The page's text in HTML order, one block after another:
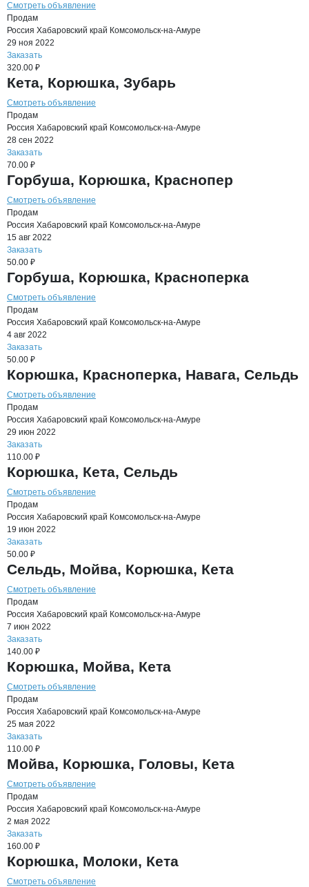
Смотреть объявление
Продам
Россия Хабаровский край Комсомольск-на-Амуре
29 ноя 2022
Заказать
320.00 ₽
Кета, Корюшка, Зубарь
Смотреть объявление
Продам
Россия Хабаровский край Комсомольск-на-Амуре
28 сен 2022
Заказать
70.00 ₽
Горбуша, Корюшка, Краснопер
Смотреть объявление
Продам
Россия Хабаровский край Комсомольск-на-Амуре
15 авг 2022
Заказать
50.00 ₽
Горбуша, Корюшка, Красноперка
Смотреть объявление
Продам
Россия Хабаровский край Комсомольск-на-Амуре
4 авг 2022
Заказать
50.00 ₽
Корюшка, Красноперка, Навага, Сельдь
Смотреть объявление
Продам
Россия Хабаровский край Комсомольск-на-Амуре
29 июн 2022
Заказать
110.00 ₽
Корюшка, Кета, Сельдь
Смотреть объявление
Продам
Россия Хабаровский край Комсомольск-на-Амуре
19 июн 2022
Заказать
50.00 ₽
Сельдь, Мойва, Корюшка, Кета
Смотреть объявление
Продам
Россия Хабаровский край Комсомольск-на-Амуре
7 июн 2022
Заказать
140.00 ₽
Корюшка, Мойва, Кета
Смотреть объявление
Продам
Россия Хабаровский край Комсомольск-на-Амуре
25 мая 2022
Заказать
110.00 ₽
Мойва, Корюшка, Головы, Кета
Смотреть объявление
Продам
Россия Хабаровский край Комсомольск-на-Амуре
2 мая 2022
Заказать
160.00 ₽
Корюшка, Молоки, Кета
Смотреть объявление